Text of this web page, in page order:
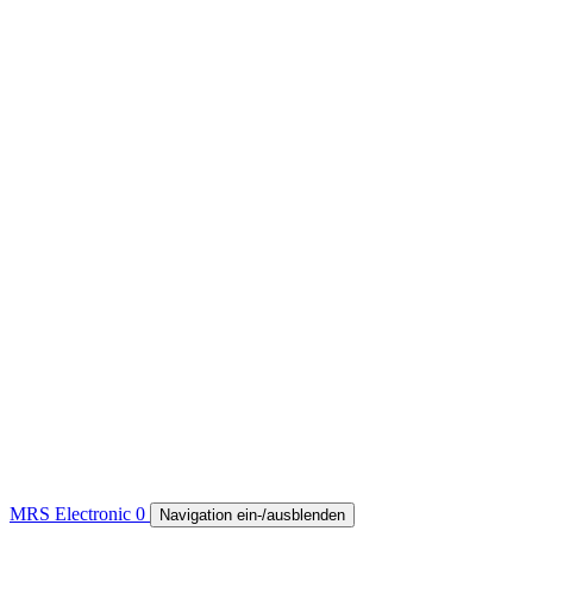
MRS Electronic 0 Navigation ein-/ausblenden